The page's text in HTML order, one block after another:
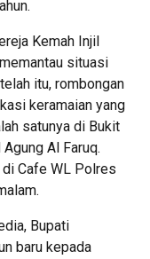
Kemah Injil
situasi
itu, rombongan
keramaian yang
satunya di Bukit
Al Faruq.
Cafe WL Polres
Bupati
baru kepada